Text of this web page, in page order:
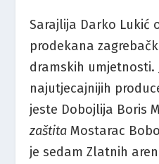
Sarajlija Darko Lukić
prodekana
dramskih umjetnosti.
najutjecajnijih
jeste Dobojlija Boris
zaštita Mostarac
je sedam Zlatnih